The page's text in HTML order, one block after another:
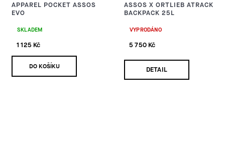
APPAREL POCKET ASSOS
EVO
SKLADEM
1 125 Kč
DO KOŠÍKU
ASSOS X ORTLIEB ATRACK
BACKPACK 25L
VYPRODÁNO
5 750 Kč
DETAIL